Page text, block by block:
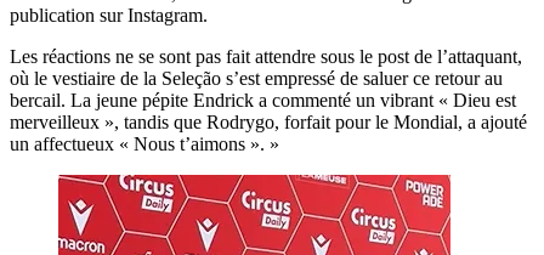
publication sur Instagram.
Les réactions ne se sont pas fait attendre sous le post de l’attaquant,
où le vestiaire de la Seleção s’est empressé de saluer ce retour au
bercail. La jeune pépite Endrick a commenté un vibrant « Dieu est
merveilleux », tandis que Rodrygo, forfait pour le Mondial, a ajouté
un affectueux « Nous t’aimons ». »